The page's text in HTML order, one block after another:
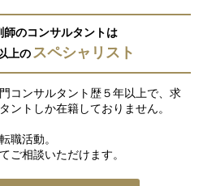
師のコンサルタントは
以上の スペシャリスト
コンサルタント歴５年以上で、求
ントしか在籍しておりません。
職活動。
ご相談いただけます。